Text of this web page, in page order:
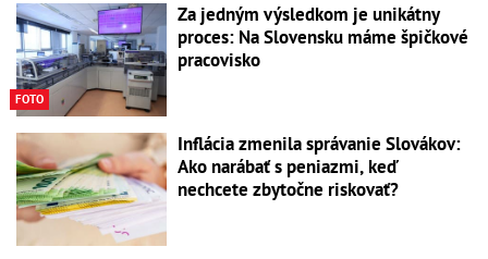
FOTO
Za jedným výsledkom je unikátny
proces: Na Slovensku máme špičkové
pracovisko
Inflácia zmenila správanie Slovákov:
Ako narábať s peniazmi, keď
nechcete zbytočne riskovať?